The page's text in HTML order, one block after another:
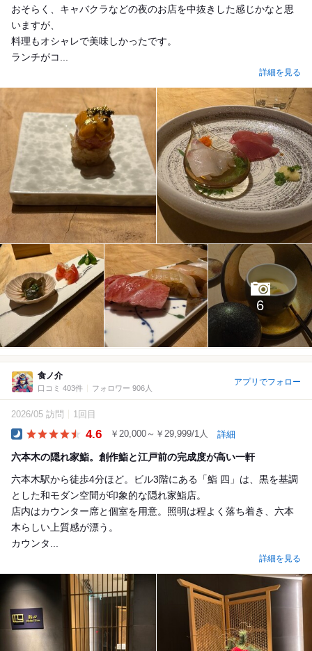
おそらく、キャバクラなどの夜のお店を中抜きした感じかなと思
いますが、
料理もオシャレで美味しかったです。
ランチがコ...
詳細を見る
6
食ノ介
口コミ 403件 フォロワー 906人
アプリでフォロー
2026/05 訪問 1回目
4.6 ￥20,000～￥29,999/1人 詳細
六本木の隠れ家鮨。創作鮨と江戸前の完成度が高い一軒
六本木駅から徒歩4分ほど。ビル3階にある「鮨 四」は、黒を基調
とした和モダン空間が印象的な隠れ家鮨店。
店内はカウンター席と個室を用意。照明は程よく落ち着き、六本
木らしい上質感が漂う。
カウンタ...
詳細を見る